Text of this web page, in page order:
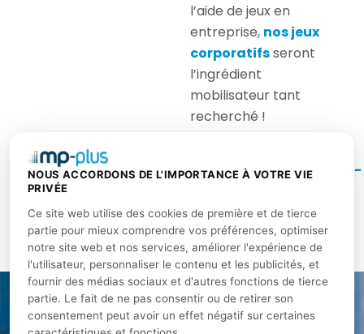
l’aide de jeux en
entreprise, nos jeux
corporatifsseront
l’ingrédient
mobilisateur tant
recherché !
d’information,contactez-
plaisir de répondre à
vos questions.
NOUS ACCORDONS DE L'IMPORTANCE À VOTRE VIE
PRIVÉE
Ce site web utilise des cookies de première et de tierce
partie pour mieux comprendre vos préférences, optimiser
notre site web et nos services, améliorer l'expérience de
l'utilisateur, personnaliser le contenu et les publicités, et
fournir des médias sociaux et d'autres fonctions de tierce
partie. Le fait de ne pas consentir ou de retirer son
consentement peut avoir un effet négatif sur certaines